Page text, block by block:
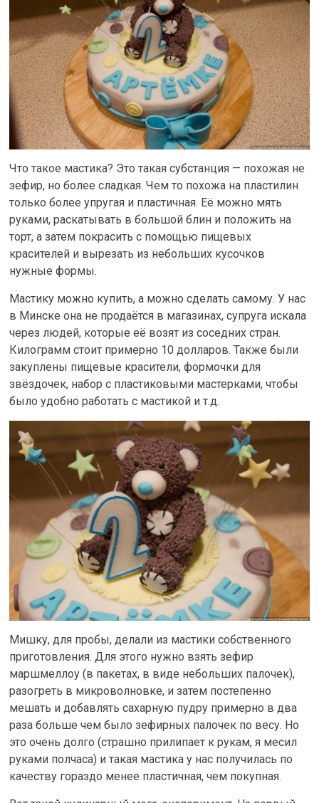
Что такое мастика? Это такая субстанция — похожая не
зефир, но более сладкая. Чем то похожа на пластилин
только более упругая и пластичная. Её можно мять
руками, раскатывать в большой блин и положить на
торт, а затем покрасить с помощью пищевых
красителей и вырезать из небольших кусочков
нужные формы.
Мастику можно купить, а можно сделать самому. У нас
в Минске она не продаётся в магазинах, супруга искала
через людей, которые её возят из соседних стран.
Килограмм стоит примерно 10 долларов. Также были
закуплены пищевые красители, формочки для
звёздочек, набор с пластиковыми мастерками, чтобы
было удобно работать с мастикой и т.д.
Мишку, для пробы, делали из мастики собственного
приготовления. Для этого нужно взять зефир
маршмеллоу (в пакетах, в виде небольших палочек),
разогреть в микроволновке, и затем постепенно
мешать и добавлять сахарную пудру примерно в два
раза больше чем было зефирных палочек по весу. Но
это очень долго (страшно прилипает к рукам, я месил
руками полчаса) и такая мастика у нас получилась по
качеству гораздо менее пластичная, чем покупная.